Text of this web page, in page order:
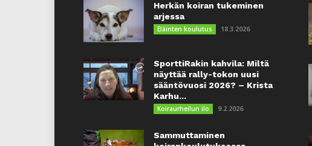
Herkän koiran tukeminen
arjessa
Eläinten koulutus 18.3.2026
SporttiRakin kahvila: Miltä
näyttää rally-tokon uusi
sääntövuosi 2026? – Krista
Karhu...
Koiraurheilun ilo 9.2.2026
Sammuttaminen